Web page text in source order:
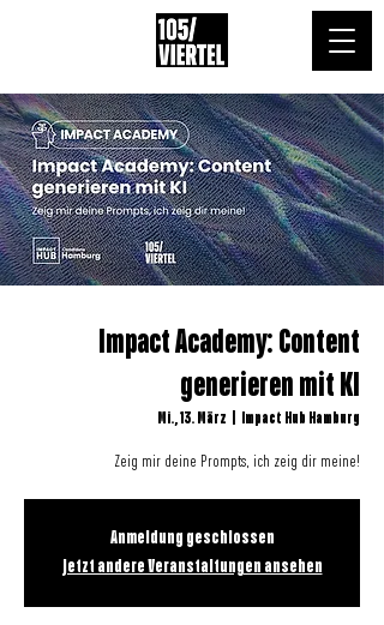
Impact Academy: Content
generieren mit KI
Mi., 13. März Impact Hub Hamburg
Zeig mir deine Prompts, ich zeig dir meine!
Anmeldung geschlossen
Jetzt andere Veranstaltungen ansehen